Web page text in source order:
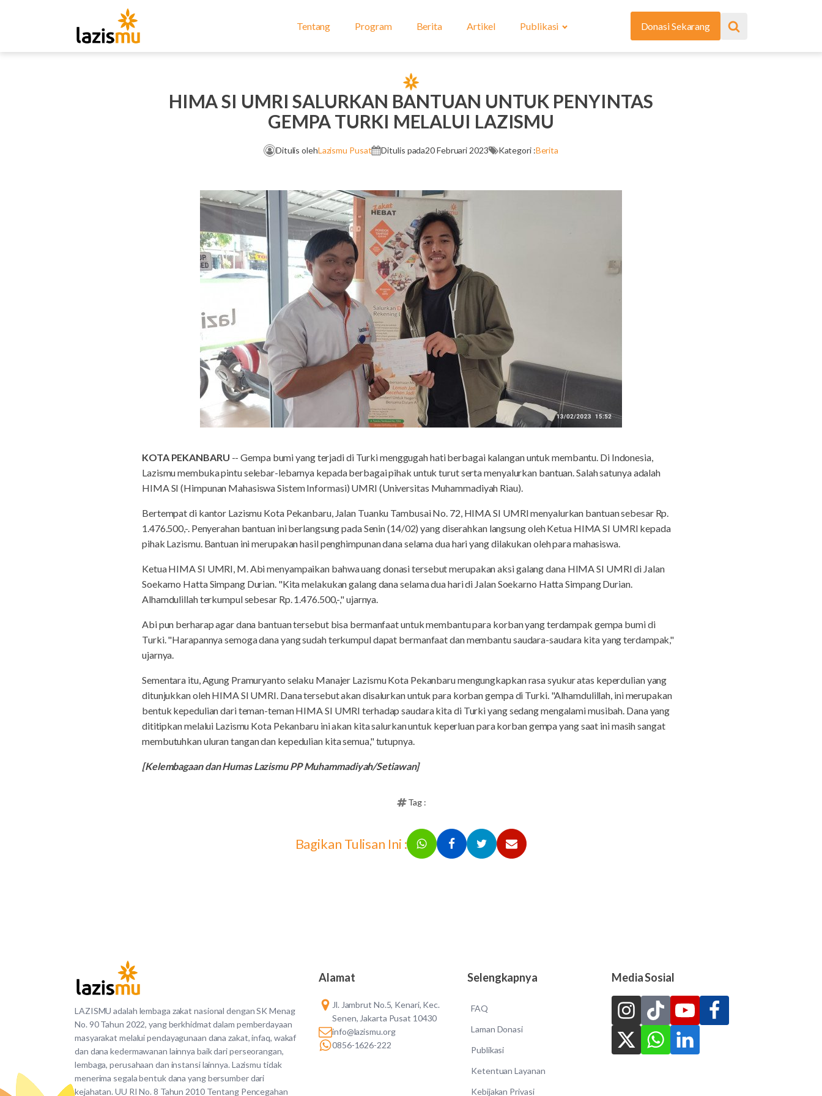
Tentang Program Berita Artikel Publikasi Donasi Sekarang
HIMA SI UMRI SALURKAN BANTUAN UNTUK PENYINTAS
GEMPA TURKI MELALUI LAZISMU
Ditulis olehLazismu Pusat Ditulis pada20 Februari 2023 Kategori :Berita
KOTA PEKANBARU -- Gempa bumi yang terjadi di Turki menggugah hati berbagai kalangan untuk membantu. Di Indonesia,
Lazismu membuka pintu selebar-lebarnya kepada berbagai pihak untuk turut serta menyalurkan bantuan. Salah satunya adalah
HIMA SI (Himpunan Mahasiswa Sistem Informasi) UMRI (Universitas Muhammadiyah Riau).
Bertempat di kantor Lazismu Kota Pekanbaru, Jalan Tuanku Tambusai No. 72, HIMA SI UMRI menyalurkan bantuan sebesar Rp.
1.476.500,-. Penyerahan bantuan ini berlangsung pada Senin (14/02) yang diserahkan langsung oleh Ketua HIMA SI UMRI kepada
pihak Lazismu. Bantuan ini merupakan hasil penghimpunan dana selama dua hari yang dilakukan oleh para mahasiswa.
Ketua HIMA SI UMRI, M. Abi menyampaikan bahwa uang donasi tersebut merupakan aksi galang dana HIMA SI UMRI di Jalan
Soekarno Hatta Simpang Durian. "Kita melakukan galang dana selama dua hari di Jalan Soekarno Hatta Simpang Durian.
Alhamdulillah terkumpul sebesar Rp. 1.476.500,-," ujarnya.
Abi pun berharap agar dana bantuan tersebut bisa bermanfaat untuk membantu para korban yang terdampak gempa bumi di
Turki. "Harapannya semoga dana yang sudah terkumpul dapat bermanfaat dan membantu saudara-saudara kita yang terdampak,"
ujarnya.
Sementara itu, Agung Pramuryanto selaku Manajer Lazismu Kota Pekanbaru mengungkapkan rasa syukur atas keperdulian yang
ditunjukkan oleh HIMA SI UMRI. Dana tersebut akan disalurkan untuk para korban gempa di Turki. "Alhamdulillah, ini merupakan
bentuk kepedulian dari teman-teman HIMA SI UMRI terhadap saudara kita di Turki yang sedang mengalami musibah. Dana yang
dititipkan melalui Lazismu Kota Pekanbaru ini akan kita salurkan untuk keperluan para korban gempa yang saat ini masih sangat
membutuhkan uluran tangan dan kepedulian kita semua," tutupnya.
[Kelembagaan dan Humas Lazismu PP Muhammadiyah/Setiawan]
Tag :
Bagikan Tulisan Ini :
LAZISMU adalah lembaga zakat nasional dengan SK Menag
No. 90 Tahun 2022, yang berkhidmat dalam pemberdayaan
masyarakat melalui pendayagunaan dana zakat, infaq, wakaf
dan dana kedermawanan lainnya baik dari perseorangan,
lembaga, perusahaan dan instansi lainnya. Lazismu tidak
menerima segala bentuk dana yang bersumber dari
kejahatan. UU RI No. 8 Tahun 2010 Tentang Pencegahan
Alamat
Jl. Jambrut No.5, Kenari, Kec.
Senen, Jakarta Pusat 10430
info@lazismu.org
0856-1626-222
Selengkapnya
FAQ
Laman Donasi
Publikasi
Ketentuan Layanan
Kebijakan Privasi
Media Sosial